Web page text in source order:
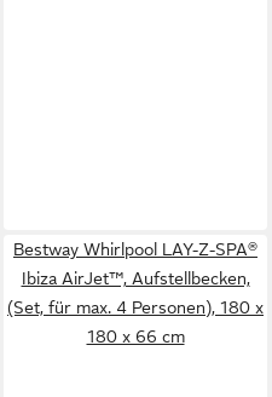
Bestway Whirlpool LAY-Z-SPA®
Ibiza AirJet™, Aufstellbecken,
(Set, für max. 4 Personen), 180 x
180 x 66 cm